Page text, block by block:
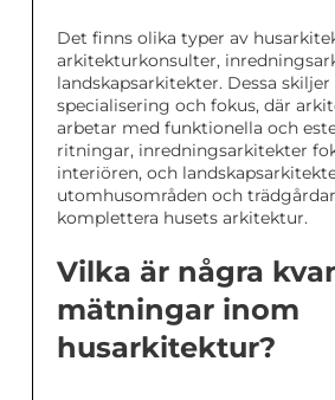
Det finns olika typer av
arkitekturkonsulter,
landskapsarkitekter. Dessa
specialisering och fokus, där
arbetar med funktionella och
ritningar, inredningsarkitekter
interiören, och
utomhusområden och
komplettera husets arkitektur.
Vilka är några
mätningar inom
husarkitektur?